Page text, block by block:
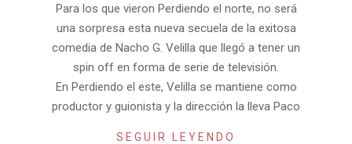
Para los que vieron Perdiendo el norte, no será
una sorpresa esta nueva secuela de la exitosa
comedia de Nacho G. Velilla que llegó a tener un
spin off en forma de serie de televisión.
En Perdiendo el este, Velilla se mantiene como
productor y guionista y la dirección la lleva Paco
SEGUIR LEYENDO